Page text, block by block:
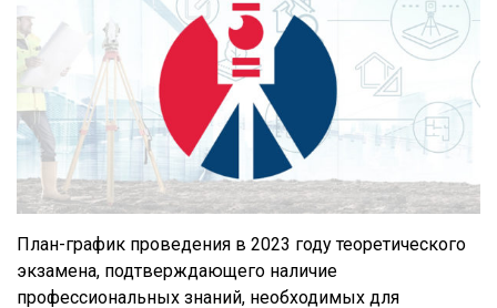
План-график проведения в 2023 году теоретического
экзамена, подтверждающего наличие
профессиональных знаний, необходимых для